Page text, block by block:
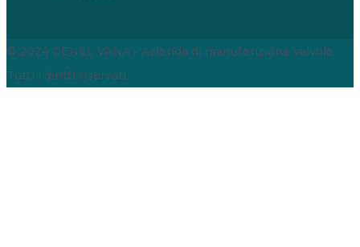
© 2024 GENEL VANA - Azienda di manutenzione valvole
Tutti i diritti riservati.